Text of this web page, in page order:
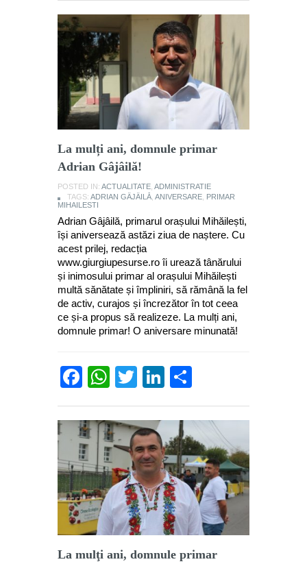
La mulți ani, domnule primar
Adrian Gâjâilă!
POSTED IN: ACTUALITATE ADMINISTRATIE
TAGS: ADRIAN GÂJÂILĂ ANIVERSARE PRIMAR
MIHAILESTI
Adrian Gâjâilă, primarul orașului Mihăilești,
își aniversează astăzi ziua de naștere. Cu
acest prilej, redacția
www.giurgiupesurse.ro îi urează tânărului
și inimosului primar al orașului Mihăilești
multă sănătate și împliniri, să rămână la fel
de activ, curajos și încrezător în tot ceea
ce și-a propus să realizeze. La mulți ani,
domnule primar! O aniversare minunată!
Facebook
WhatsApp
TwitterLinkedIn
La mulţi ani, domnule primar